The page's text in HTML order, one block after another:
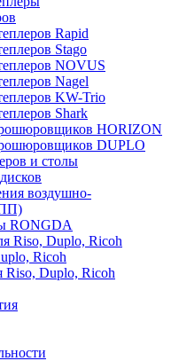
Rapid
Stago
NOVUS
Nagel
KW-Trio
Shark
HORIZON
DUPLO
и столы
воздушно-
RONGDA
Riso, Duplo, Ricoh
Ricoh
Riso, Duplo, Ricoh